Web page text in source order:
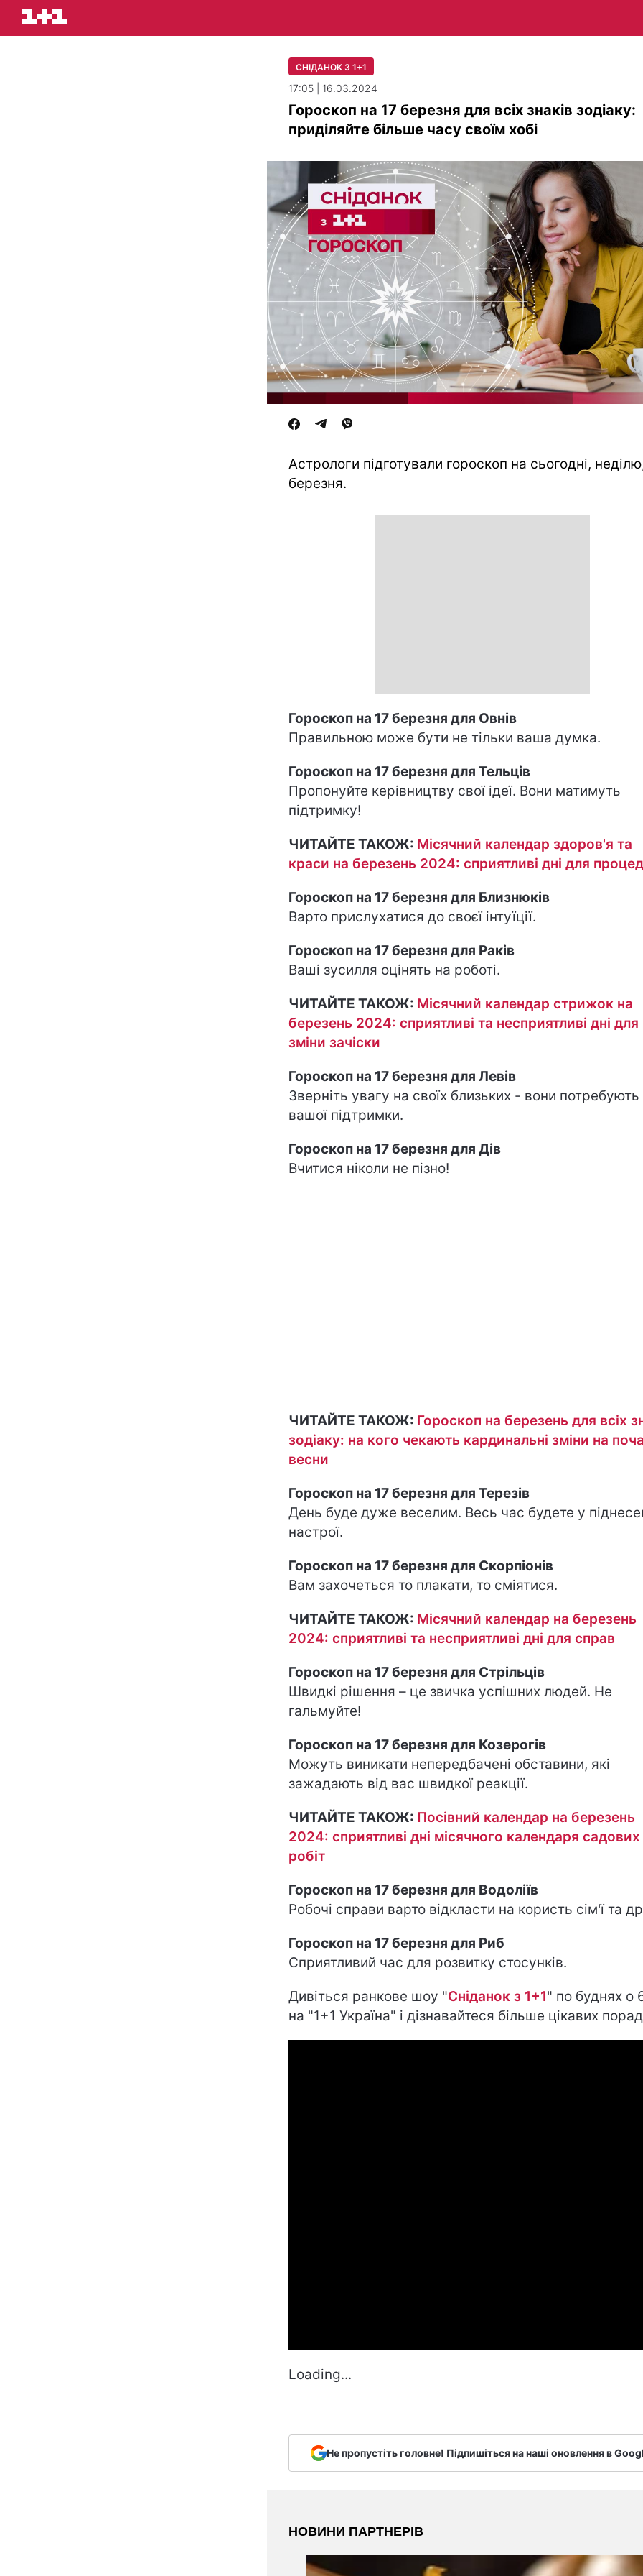
СНІДАНОК З 1+1
17:05 | 16.03.2024
Гороскоп на 17 березня для всіх знаків зодіаку:
приділяйте більше часу своїм хобі
Астрологи підготували гороскоп на сьогодні,
березня.
Гороскоп на 17 березня для Овнів
Правильною може бути не тільки ваша думка.
Гороскоп на 17 березня для Тельців
Пропонуйте керівництву свої ідеї. Вони матимуть
підтримку!
ЧИТАЙТЕ ТАКОЖ: Місячний календар здоров'я та
краси на березень 2024: сприятливі дні для
Гороскоп на 17 березня для Близнюків
Варто прислухатися до своєї інтуїції.
Гороскоп на 17 березня для Раків
Ваші зусилля оцінять на роботі.
ЧИТАЙТЕ ТАКОЖ: Місячний календар стрижок на
березень 2024: сприятливі та несприятливі дні для
зміни зачіски
Гороскоп на 17 березня для Левів
Зверніть увагу на своїх близьких - вони потребують
вашої підтримки.
Гороскоп на 17 березня для Дів
Вчитися ніколи не пізно!
ЧИТАЙТЕ ТАКОЖ: Гороскоп на березень для всіх
зодіаку: на кого чекають кардинальні зміни на
весни
Гороскоп на 17 березня для Терезів
День буде дуже веселим. Весь час будете у
настрої.
Гороскоп на 17 березня для Скорпіонів
Вам захочеться то плакати, то сміятися.
ЧИТАЙТЕ ТАКОЖ: Місячний календар на березень
2024: сприятливі та несприятливі дні для справ
Гороскоп на 17 березня для Стрільців
Швидкі рішення – це звичка успішних людей. Не
гальмуйте!
Гороскоп на 17 березня для Козерогів
Можуть виникати непередбачені обставини, які
зажадають від вас швидкої реакції.
ЧИТАЙТЕ ТАКОЖ: Посівний календар на березень
2024: сприятливі дні місячного календаря садових
робіт
Гороскоп на 17 березня для Водоліїв
Робочі справи варто відкласти на користь сім'ї та
Гороскоп на 17 березня для Риб
Сприятливий час для розвитку стосунків.
Дивіться ранкове шоу "Сніданок з 1+1" по буднях о
на "1+1 Україна" і дізнавайтеся більше цікавих
Loading...
Не пропустіть головне! Підпишіться на наші оновлення в